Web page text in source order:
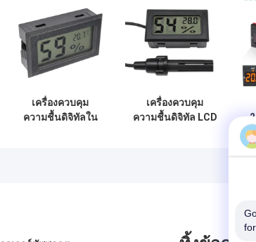
เครื่องควบคุม
ความชื้นดิจิทัลใน
เครื่องควบคุม
ความชื้นดิจิทัล LCD